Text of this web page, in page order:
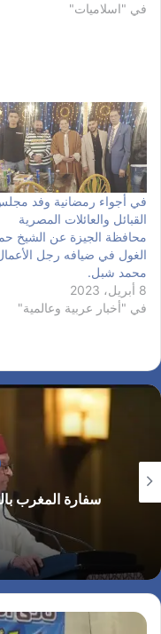
التهاني والتبريكات القلبية
الوطن العربى والاسلامى
بمناسبة…
في "اسلاميات"
في أجواء رمضانية وفد
القبائل والعائلات المصرية
محافظة الجيزة عن الشيخ
الغول في ضيافه رجل
محمد شبل.
8 أبريل، 2023
في "أخبار عربية وعالمية"
سفارة المغرب